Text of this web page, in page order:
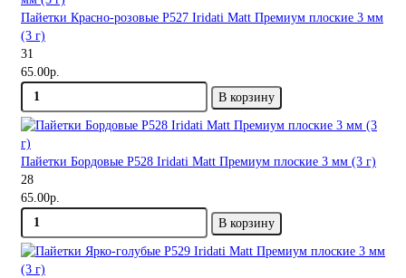
Пайетки Красно-розовые P527 Iridati Matt Премиум плоские 3 мм
(3 г)
31
65.00р.
В корзину
Пайетки Бордовые P528 Iridati Matt Премиум плоские 3 мм (3 г)
28
65.00р.
В корзину